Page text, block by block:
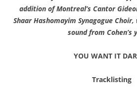
addition of Montreal’s Cantor
Shaar Hashomayim Synagogue
sound from Cohen’s
YOU WANT IT
Tracklisting